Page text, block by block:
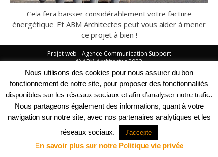
Cela fera baisser considérablement votre facture
énergétique. Et ABM Architectes peut vous aider à mener
ce projet à bien !
Projet web -Agence Communication Support
© ABM Architectes 2023
Nous utilisons des cookies pour nous assurer du bon
fonctionnement de notre site, pour proposer des fonctionnalités
disponibles sur les réseaux sociaux et afin d’analyser notre trafic.
Nous partageons également des informations, quant à votre
navigation sur notre site, avec nos partenaires analytiques et les
réseaux sociaux.
J'accepte
En savoir plus sur notre Politique vie privée